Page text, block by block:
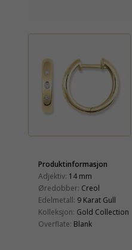
Produktinformasjon
Adjektiv: 14 mm
Øredobber: Creol
Edelmetall: 9 Karat Gull
Kolleksjon: Gold Collection
Overflate: Blank